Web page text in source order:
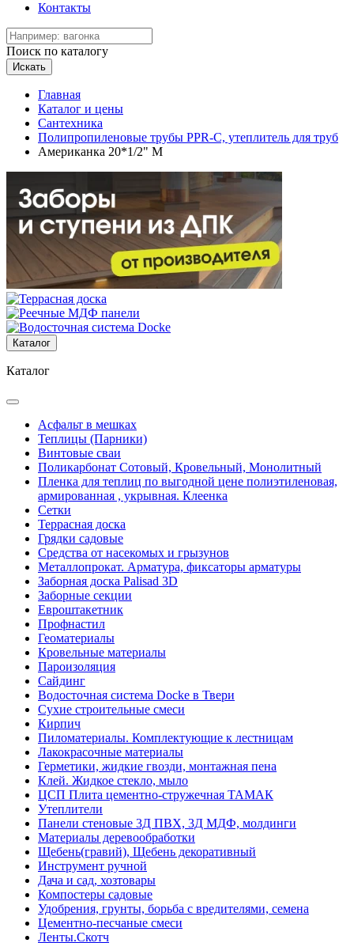
Контакты
Поиск по каталогу
Искать
Главная
Каталог и цены
Сантехника
Полипропиленовые трубы PPR-C, утеплитель для труб
Американка 20*1/2" М
Каталог
Каталог
Асфальт в мешках
Теплицы (Парники)
Винтовые сваи
Поликарбонат Сотовый, Кровельный, Монолитный
Пленка для теплиц по выгодной цене полиэтиленовая,
армированная , укрывная. Клеенка
Сетки
Террасная доска
Грядки садовые
Средства от насекомых и грызунов
Металлопрокат. Арматура, фиксаторы арматуры
Заборная доска Palisad 3D
Заборные секции
Евроштакетник
Профнастил
Геоматериалы
Кровельные материалы
Пароизоляция
Сайдинг
Водосточная система Docke в Твери
Сухие строительные смеси
Кирпич
Пиломатериалы. Комплектующие к лестницам
Лакокрасочные материалы
Герметики, жидкие гвозди, монтажная пена
Клей. Жидкое стекло, мыло
ЦСП Плита цементно-стружечная ТАМАК
Утеплители
Панели стеновые 3Д ПВХ, 3Д МДФ, молдинги
Материалы деревообработки
Щебень(гравий), Щебень декоративный
Инструмент ручной
Дача и сад, хозтовары
Компостеры садовые
Удобрения, грунты, борьба с вредителями, семена
Цементно-песчаные смеси
Ленты.Скотч